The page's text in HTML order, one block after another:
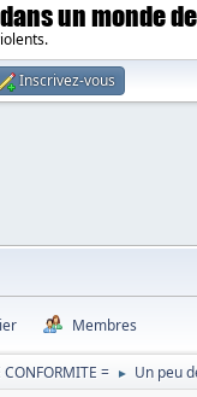
un monde
Inscrivez-vous
Membres
CONFORMITE = ► Un peu